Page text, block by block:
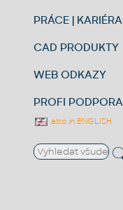
PRÁCE | KARIÉRA
CAD PRODUKTY
WEB ODKAZY
PROFI PODPORA
also in ENGLISH